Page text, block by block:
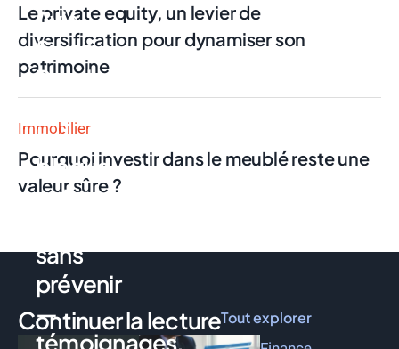
Le private equity, un levier de
diversification pour dynamiser son
patrimoine
Immobilier
Pourquoi investir dans le meublé reste une
valeur sûre ?
Continuer la lectureTout explorer
Avis
Swan
Pro : la
néobanque
qui
bloque
votre
sans
prévenir
—
témoignages,